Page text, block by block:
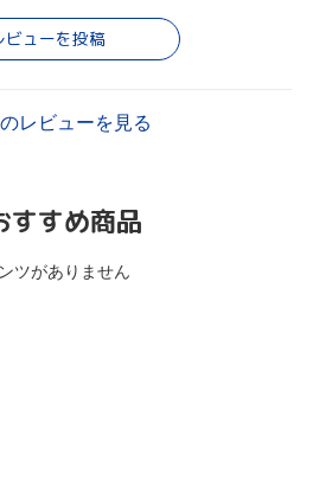
ビューを投稿
レビューを見る
すすめ商品
ツがありません